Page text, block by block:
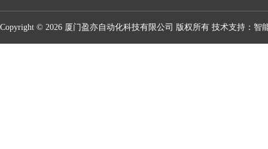
Copyright © 2026 厦门盈亦自动化科技有限公司 版权所有 技术支持： 智